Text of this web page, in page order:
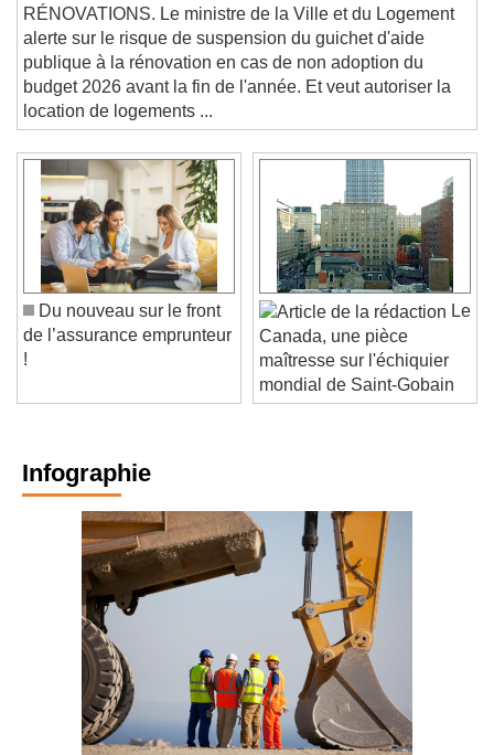
RÉNOVATIONS. Le ministre de la Ville et du Logement
alerte sur le risque de suspension du guichet d'aide
publique à la rénovation en cas de non adoption du
budget 2026 avant la fin de l'année. Et veut autoriser la
location de logements ...
Du nouveau sur le front
de l’assurance emprunteur
!
Le
Canada, une pièce
maîtresse sur l'échiquier
mondial de Saint-Gobain
Infographie